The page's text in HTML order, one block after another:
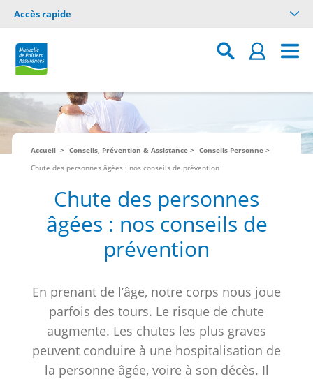
Accès rapide
Accueil Conseils, Prévention & Assistance
Conseils Personne
Chute des personnes âgées : nos conseils de prévention
Chute des personnes
âgées : nos conseils de
prévention
En prenant de l’âge, notre corps nous joue
parfois des tours. Le risque de chute
augmente. Les chutes les plus graves
peuvent conduire à une hospitalisation de
la personne âgée, voire à son décès. Il